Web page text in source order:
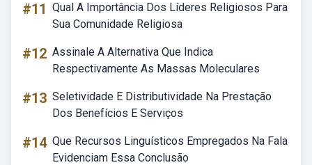
#11 Qual A Importância Dos Líderes Religiosos Para
Sua Comunidade Religiosa
#12 Assinale A Alternativa Que Indica
Respectivamente As Massas Moleculares
#13 Seletividade E Distributividade Na Prestação
Dos Benefícios E Serviços
#14 Que Recursos Linguísticos Empregados Na Fala
Evidenciam Essa Conclusão